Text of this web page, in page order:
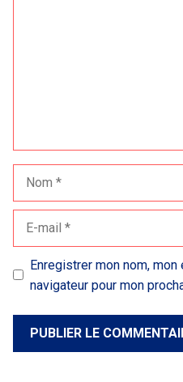
Enregistrer mon nom,
navigateur pour mon